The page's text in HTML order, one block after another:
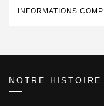
INFORMATIONS
NOTRE HISTOIRE